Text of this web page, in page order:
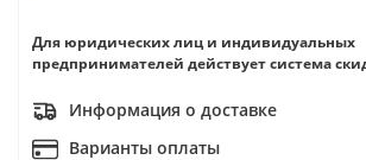
Для юридических лиц и индивидуальных
предпринимателей действует система
Информация о доставке
Варианты оплаты